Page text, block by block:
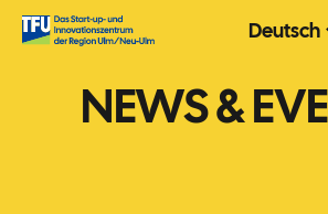
Zum
Inhalt
Deutsch
NEWS &